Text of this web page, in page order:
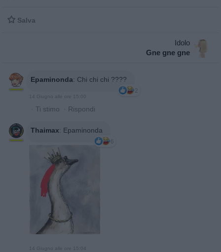
 Salva
Idolo
Gne gne gne
Epaminonda: Chi chi chi ????
2
14 Giugno alle ore 15:00
· Ti stimo · Rispondi
Thaimax: Epaminonda
6
14 Giugno alle ore 15:04